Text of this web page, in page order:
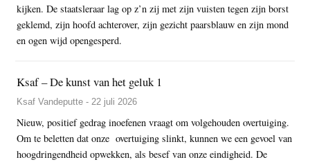
kijken. De staatsleraar lag op z’n zij met zijn vuisten tegen zijn borst
geklemd, zijn hoofd achterover, zijn gezicht paarsblauw en zijn mond
en ogen wijd opengesperd.
Ksaf – De kunst van het geluk 1
Ksaf Vandeputte - 22 juli 2026
Nieuw, positief gedrag inoefenen vraagt om volgehouden overtuiging.
Om te beletten dat onze overtuiging slinkt, kunnen we een gevoel van
hoogdringendheid opwekken, als besef van onze eindigheid. De